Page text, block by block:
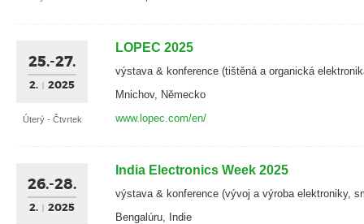
25.-27.
2. 2025
Úterý - Čtvrtek
LOPEC 2025
výstava & konference (tištěná a organická
Mnichov, Německo
www.lopec.com/en/
26.-28.
2. 2025
India Electronics Week 2025
výstava & konference (vývoj a výroba elektroniky,
Bengalúru, Indie